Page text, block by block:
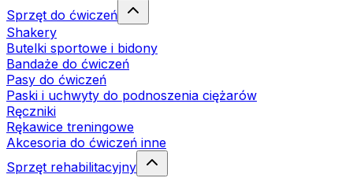
Sprzęt do ćwiczeń
Shakery
Butelki sportowe i bidony
Bandaże do ćwiczeń
Pasy do ćwiczeń
Paski i uchwyty do podnoszenia ciężarów
Ręczniki
Rękawice treningowe
Akcesoria do ćwiczeń inne
Sprzęt rehabilitacyjny